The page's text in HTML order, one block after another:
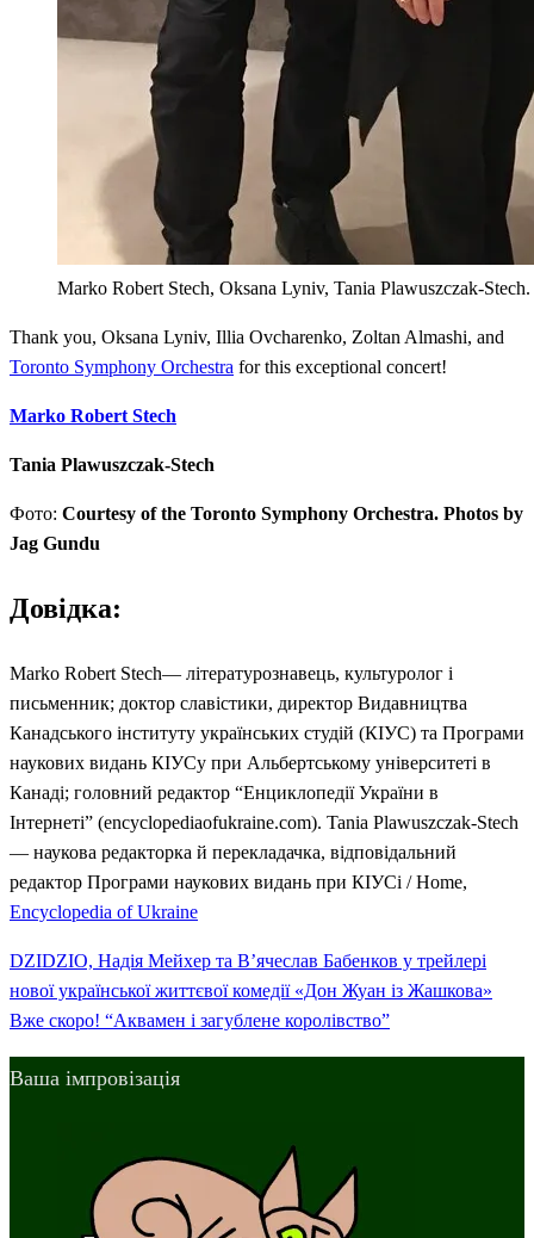
Marko Robert Stech, Oksana Lyniv, Tania Plawuszczak-
Thank you, Oksana Lyniv, Illia Ovcharenko, Zoltan Almashi, and
Toronto Symphony Orchestra for this exceptional concert!
Marko Robert Stech
Tania Plawuszczak-Stech
Фото: Courtesy of the Toronto Symphony Orchestra. Photos by
Jag Gundu
Довідка:
Marko Robert Stech— літературознавець, культуролог і
письменник; доктор славістики, директор Видавництва
Канадського інституту українських студій (КІУС) та Програми
наукових видань КІУСу при Альбертському університеті в
Канаді; головний редактор “Енциклопедії України в
Інтернеті” (encyclopediaofukraine.com). Tania Plawuszczak-Stech
— наукова редакторка й перекладачка, відповідальний
редактор Програми наукових видань при КІУСі / Home,
Encyclopedia of Ukraine
Навігація
записів
Previous
Post
DZIDZIO, Надія Мейхер та В’ячеслав Бабенков у трейлері
нової української життєвої комедії «Дон Жуан із Жашкова»
Next
Вже скоро! “Аквамен і загублене королівство”
Ваша імпровізація